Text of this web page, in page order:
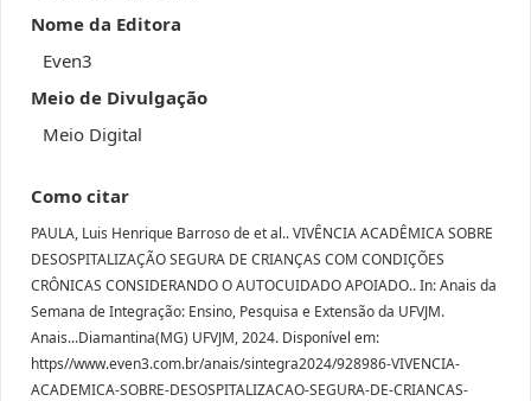
Nome da Editora
Even3
Meio de Divulgação
Meio Digital
Como citar
PAULA, Luis Henrique Barroso de et al.. VIVÊNCIA ACADÊMICA SOBRE
DESOSPITALIZAÇÃO SEGURA DE CRIANÇAS COM CONDIÇÕES
CRÔNICAS CONSIDERANDO O AUTOCUIDADO APOIADO.. In: Anais da
Semana de Integração: Ensino, Pesquisa e Extensão da UFVJM.
Anais...Diamantina(MG) UFVJM, 2024. Disponível em:
https//www.even3.com.br/anais/sintegra2024/928986-VIVENCIA-
ACADEMICA-SOBRE-DESOSPITALIZACAO-SEGURA-DE-CRIANCAS-